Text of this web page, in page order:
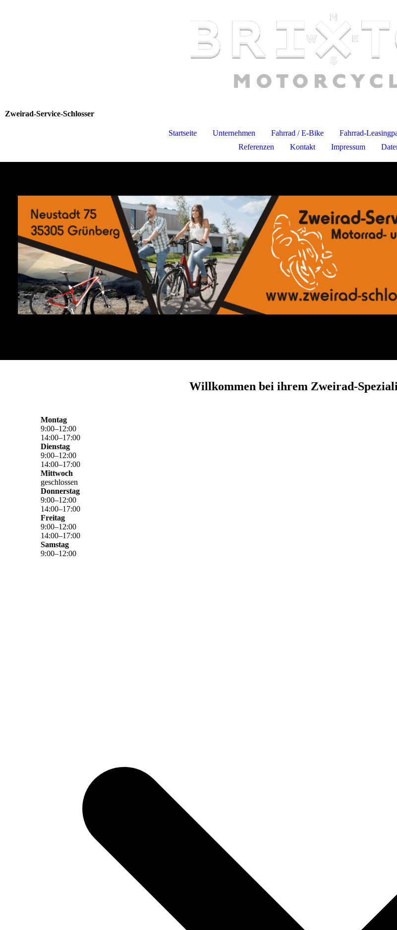
Zweirad-Service-Schlosser
Startseite Unternehmen Fahrrad / E-Bike Fahrrad-
Referenzen
Kontakt Impressum
Willkommen bei ihrem Zweirad-
Montag
9:00–12:00
14:00–17:00
Dienstag
9:00–12:00
14:00–17:00
Mittwoch
geschlossen
Donnerstag
9:00–12:00
14:00–17:00
Freitag
9:00–12:00
14:00–17:00
Samstag
9:00–12:00